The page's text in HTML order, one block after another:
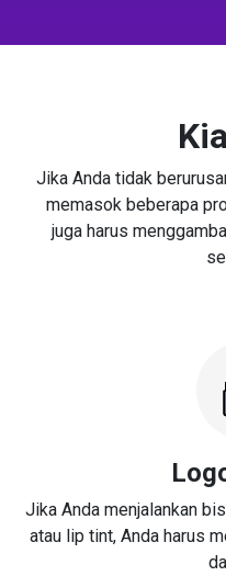
Jika Anda tidak
memasok beberapa
juga harus
Jika Anda menjalankan
atau lip tint, Anda harus